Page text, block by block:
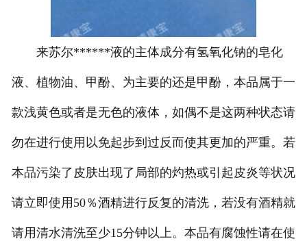
******洗液系列
包装瓶系列
来苏尔******液的主体成分有氢氧化钠的皂化
液、植物油、甲酚、为主要的还是甲酚，本品属于一
款浅黄色或者是无色的液体，如偶不是这两种状态请
勿在进行使用以免起步到过反而使其更加的严重。若
本品污染了皮肤出现了局部的灼热或引起皮炎等状况
请立即使用50％酒精进行反复的清洗，若没有酒精就
请用清水清洗至少15分钟以上。本品有腐蚀性请在使